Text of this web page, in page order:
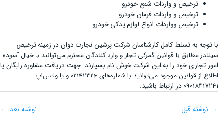
ترخیص و واردات شمع خودرو
ترخیص و واردات فرمان خودرو
ترخیص وواردات انواع لوازم یدکی خودرو
با توجه به تسلط کامل کارشناسان شرکت پرشین تجارت دوان در زمینه ترخیص
سیلندر مطابق با قوانین گمرکی تجاز و وارد کنندگان محترم می‌توانند با خیال آسوده
امور تجاری خود را به این شرکت خوش نام بسپارند. جهت دریافت مشاوره رایگان یا
اطلاع از قوانین موجود می‌توانید با شماره‌های 02142326 و یا واتس‌اپ
09018317241 در ارتباط باشید.
→ نوشته قبل نوشته بعد ←